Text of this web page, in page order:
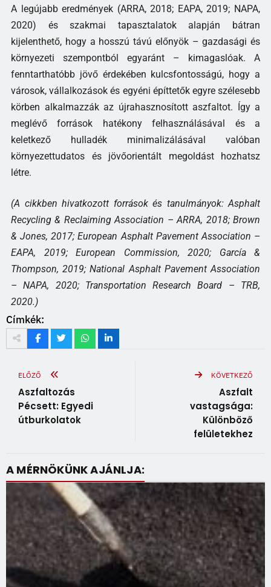
A legújabb eredmények (ARRA, 2018; EAPA, 2019; NAPA,
2020) és szakmai tapasztalatok alapján bátran
kijelenthető, hogy a hosszú távú előnyök – gazdasági és
környezeti szempontból egyaránt – kimagaslóak. A
fenntarthatóbb jövő érdekében kulcsfontosságú, hogy a
városok, vállalkozások és egyéni építtetők egyre szélesebb
körben alkalmazzák az újrahasznosított aszfaltot. Így a
meglévő források hatékony felhasználásával és a
keletkező hulladék minimalizálásával valóban
környezettudatos és jövőorientált megoldást hozhatsz
létre.
(A cikkben hivatkozott források és tanulmányok: Asphalt
Recycling & Reclaiming Association – ARRA, 2018; Brown
& Jones, 2017; European Asphalt Pavement Association –
EAPA, 2019; European Commission, 2020; García &
Thompson, 2019; National Asphalt Pavement Association
– NAPA, 2020; Transportation Research Board – TRB,
2020.)
Címkék:
ELŐZŐ
Aszfaltozás
Pécsett: Egyedi
útburkolatok
KÖVETKEZŐ
Aszfalt
vastagsága:
Különböző
felületekhez
A MÉRNÖKÜNK AJÁNLJA: